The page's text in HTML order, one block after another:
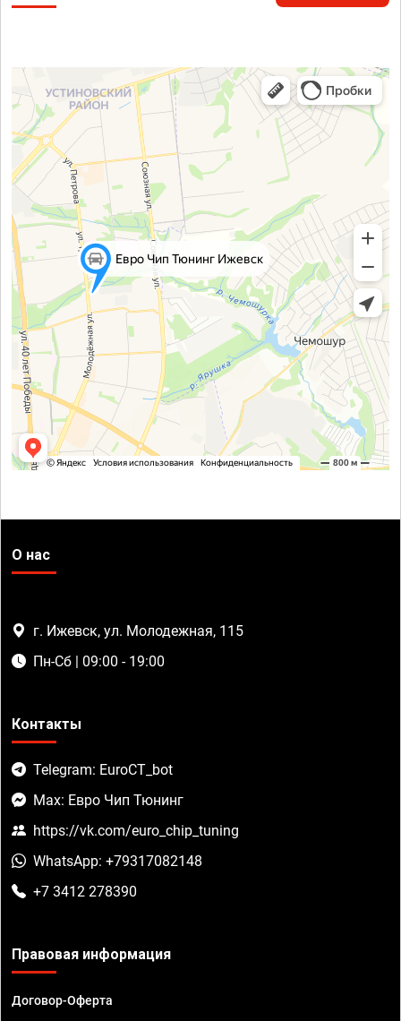
О нас
г. Ижевск, ул. Молодежная, 115
Пн-Сб | 09:00 - 19:00
Контакты
Telegram: EuroCT_bot
Max: Евро Чип Тюнинг
https://vk.com/euro_chip_tuning
WhatsApp: +79317082148
+7 3412 278390
Правовая информация
Договор-Оферта